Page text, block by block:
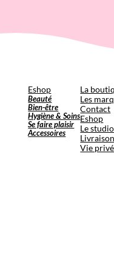
Eshop
Beauté
Bien-être
Hygiène & Soins
Se faire plaisir
Accessoires
La
Les
Contact
Eshop
Le studio
Vie